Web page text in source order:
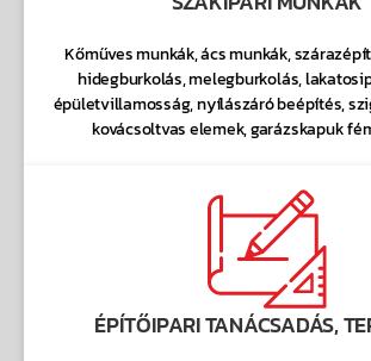
Kőműves munkák, ács munkák,
hidegburkolás, melegburkolás,
épületvillamosság, nyílászáró beépítés,
kovácsoltvas elemek, garázskapuk
ÉPÍTŐIPARI TANÁCSADÁS,